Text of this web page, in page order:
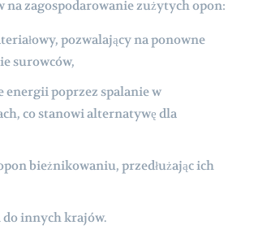
na zagospodarowanie zużytych opon:
pozwalający na ponowne
surowców,
energii poprzez spalanie w
co stanowi alternatywę dla
bieżnikowaniu, przedłużając ich
innych krajów.